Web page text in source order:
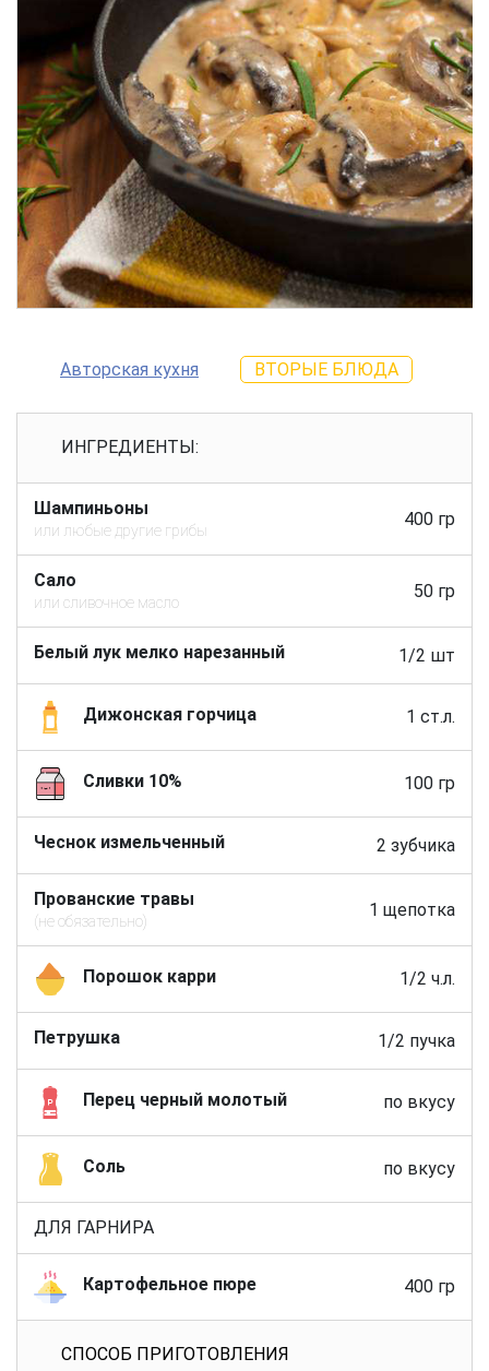
Авторская кухня ВТОРЫЕ БЛЮДА
ИНГРЕДИЕНТЫ:
Шампиньоны
или любые другие грибы
400 гр
Сало
или сливочное масло
50 гр
Белый лук мелко нарезанный 1/2 шт
Дижонская горчица 1 ст.л.
Сливки 10% 100 гр
Чеснок измельченный 2 зубчика
Прованские травы
(не обязательно)
1 щепотка
Порошок карри 1/2 ч.л.
Петрушка 1/2 пучка
Перец черный молотый по вкусу
Соль по вкусу
ДЛЯ ГАРНИРА
Картофельное пюре 400 гр
СПОСОБ ПРИГОТОВЛЕНИЯ